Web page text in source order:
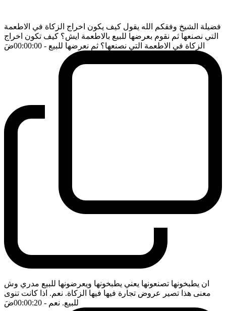
فضيلة الشيخ وفقكم الله يقول كيف يكون اخراج الزكاة في الاطعمة
التي نصنعها ثم نقوم بعرضها للبيع بالاطعمة ايش؟ كيف تكون اخراج
الزكاة في الاطعمة التي نصنعها؟ ثم نعرضها للبيع - 00:00:00 ضَ
ان يطبخونها تصنعونها يعني يطبخونها ويعرضونها للبيع مدري وش
معنى هذا تصير عروض تجارة فيها فيها الزكاة. نعم. اذا كانت تنوى
للبيع. نعم - 00:00:20 ضَ